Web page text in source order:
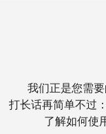
我们正是您需
打长话再简单不过
了解如何使